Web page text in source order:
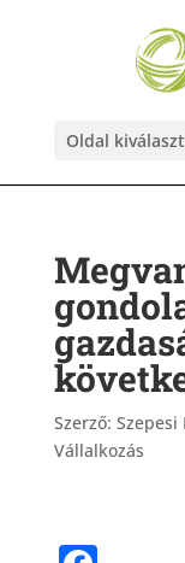
Oldal
Szerző: Szepesi
Vállalkozás